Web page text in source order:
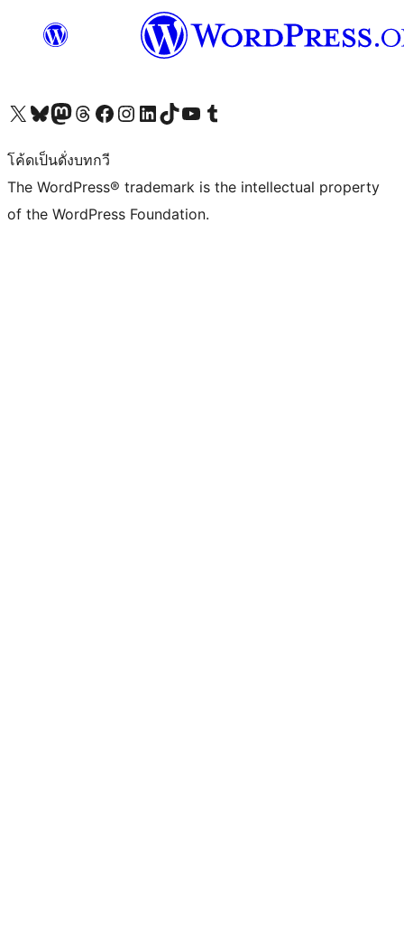
Visit our X (formerly Twitter) account
Visit our Bluesky account
Visit our Mastodon account
Visit our Threads account
Visit our Facebook page
Visit our Instagram account
Visit our LinkedIn account
Visit our TikTok account
Visit our YouTube channel
Visit our Tumblr account
โค้ดเป็นดั่งบทกวี
The WordPress® trademark is the intellectual property
of the WordPress Foundation.